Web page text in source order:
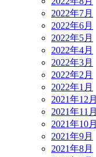
2022年7月
2022年6月
2022年5月
2022年4月
2022年3月
2022年2月
2022年1月
2021年12月
2021年11月
2021年10月
2021年9月
2021年8月